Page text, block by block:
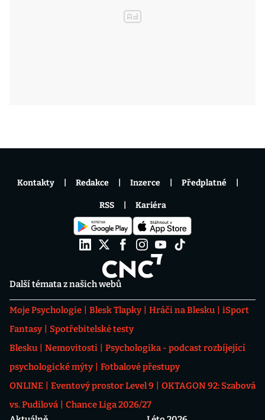
Další témata z našich webů
Moje Psychologie Blesk Tlapky Hráči na Blesku
iSport
Fantasy
Spotřebitelské testy
Blesku
Nemovitosti
Psychologika - podcast rozbíjející
psychologické mýty
Fotbalové přestupy
ONLINE
Eventový prostor Level 9
OKTAGON 92: Szabová
vs. Pudilová
Chance Liga 2026/27
Kontakty Redakce Inzerce Předplatné
RSS Kariéra